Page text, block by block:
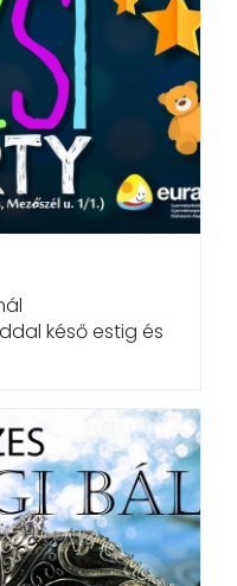
késő estig és